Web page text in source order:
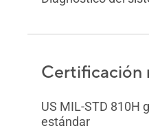
Certificación
US MIL-STD 810H
estándar